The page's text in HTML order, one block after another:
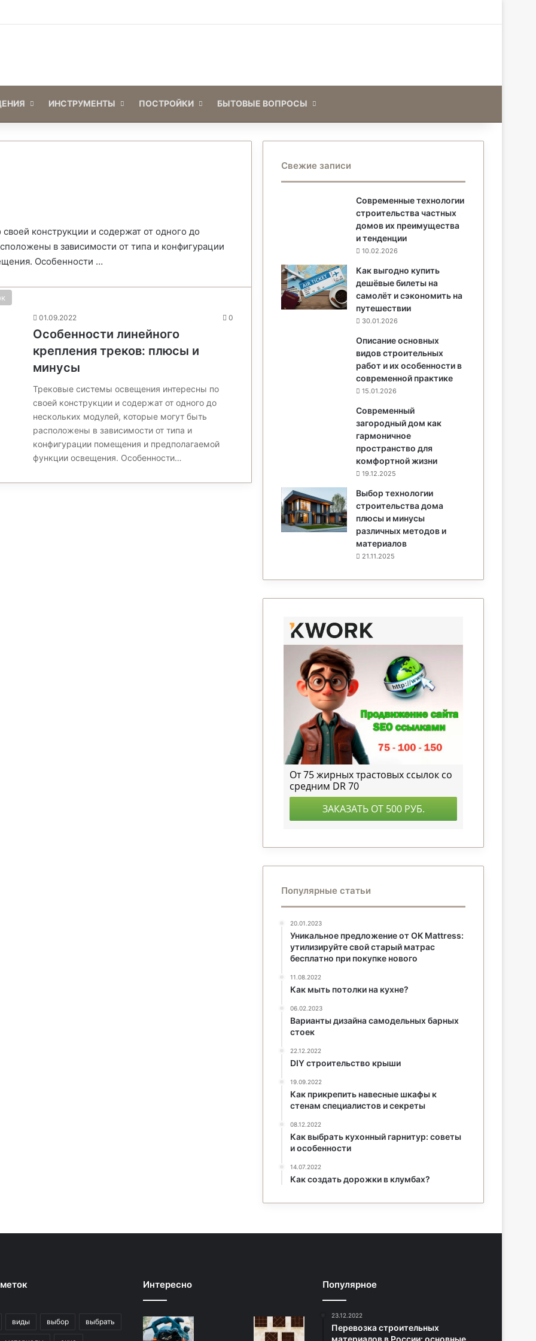
ИНСТРУМЕНТЫ ПОСТРОЙКИ БЫТОВЫЕ ВОПРОСЫ
конструкции и содержат от одного до
в зависимости от типа и конфигурации
Особенности …
01.09.2022 0
Особенности линейного
крепления треков: плюсы и
минусы
Трековые системы освещения интересны по
своей конструкции и содержат от одного до
нескольких модулей, которые могут быть
расположены в зависимости от типа и
конфигурации помещения и предполагаемой
функции освещения. Особенности…
Свежие записи
Современные технологии
строительства частных
домов их преимущества
и тенденции
10.02.2026
Как выгодно купить
дешёвые билеты на
самолёт и сэкономить на
путешествии
30.01.2026
Описание основных
видов строительных
работ и их особенности в
современной практике
15.01.2026
Современный
загородный дом как
гармоничное
пространство для
комфортной жизни
19.12.2025
Выбор технологии
строительства дома
плюсы и минусы
различных методов и
материалов
21.11.2025
Популярные статьи
20.01.2023
Уникальное предложение от OK Mattress:
утилизируйте свой старый матрас
бесплатно при покупке нового
11.08.2022
Как мыть потолки на кухне?
06.02.2023
Варианты дизайна самодельных барных
стоек
22.12.2022
DIY строительство крыши
19.09.2022
Как прикрепить навесные шкафы к
стенам специалистов и секреты
08.12.2022
Как выбрать кухонный гарнитур: советы
и особенности
14.07.2022
Как создать дорожки в клумбах?
виды выбор выбрать
Интересно Популярное
23.12.2022
Перевозка строительных
материалов в России: основные